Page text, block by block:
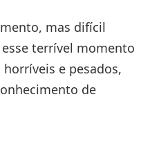
mas difícil
terrível momento
e pesados,
de